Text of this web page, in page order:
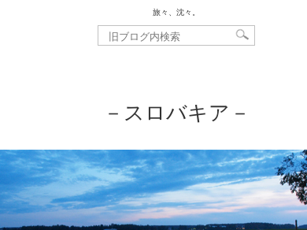
旅々、沈々。
－スロバキア－